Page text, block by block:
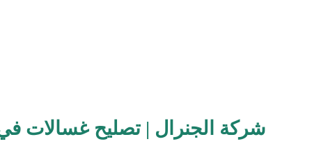
شركة الجنرال | تصليح غسالات في صباح